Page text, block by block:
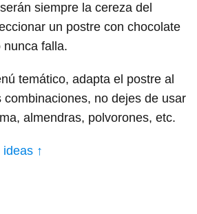
siempre la cereza del
un postre con chocolate
nunca falla.
temático, adapta el postre al
combinaciones, no dejes de usar
almendras, polvorones, etc.
↑